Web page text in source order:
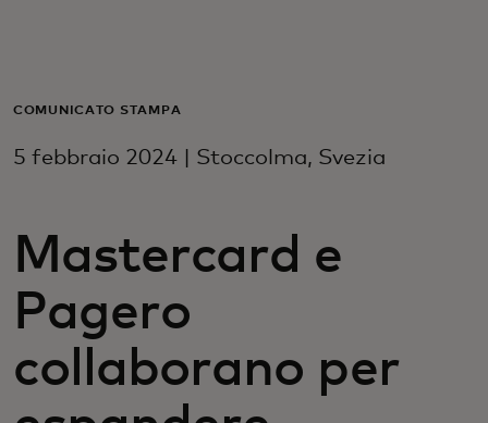
Per il business
Per gli innovatori
Newsroom
COMUNICATO STAMPA
5 febbraio 2024 | Stoccolma, Svezia
Mastercard e
Pagero
collaborano per